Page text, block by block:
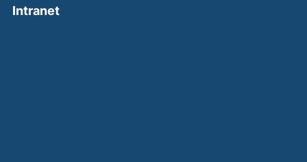
Intranet(external link, opens in a new window)